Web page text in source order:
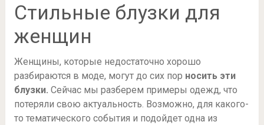
Стильные блузки для
женщин
Женщины, которые недостаточно хорошо
разбираются в моде, могут до сих пор носить эти
блузки. Сейчас мы разберем примеры одежд, что
потеряли свою актуальность. Возможно, для какого-
то тематического события и подойдет одна из